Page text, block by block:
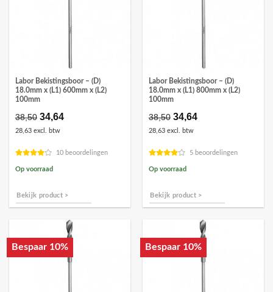
Labor Bekistingsboor – (D)
18.0mm x (L1) 600mm x (L2)
100mm
38,50 Oorspronkelijke
prijs
was:
34,64Huidige
28,63 excl. btw
10 beoordelingen
Op voorraad
Bekijk product >
Labor Bekistingsboor – (D)
18.0mm x (L1) 800mm x (L2)
100mm
38,50 Oorspronkelijke
prijs
was:
34,64Huidige
28,63 excl. btw
5 beoordelingen
Op voorraad
Bekijk product >
Bespaar 10% Bespaar 10%